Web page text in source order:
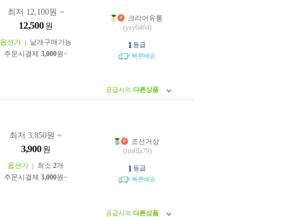
최저 12,100원 ~
12,500 원
옵션가
낱개구매가능
주문시결제 3,000원~
크리어유통
(ysy0404)
1 등급
빠른배송
공급사의 다른상품
최저 3,850원 ~
3,900 원
옵션가 최소 2개
주문시결제 3,000원~
조선거상
(rmffla79)
1 등급
빠른배송
공급사의 다른상품